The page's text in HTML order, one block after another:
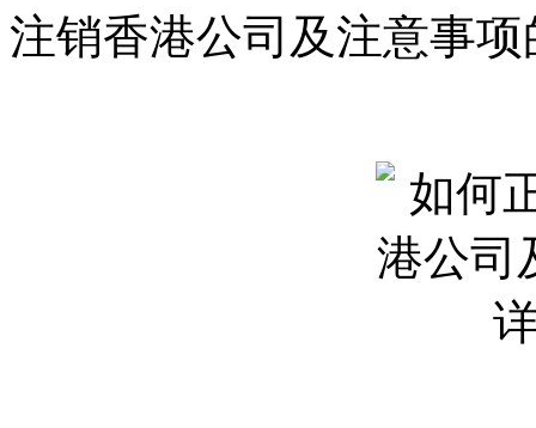
注销香港公司及注意事